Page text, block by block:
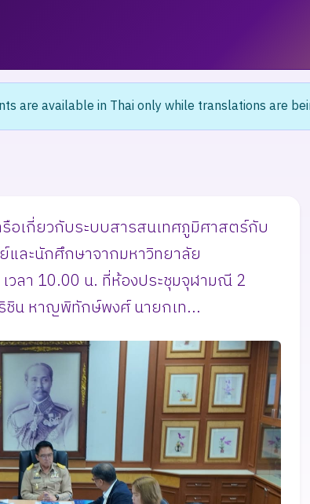
are available in Thai only while translations are
เกี่ยวกับระบบสารสนเทศภูมิศาสตร์กับ
และนักศึกษาจากมหาวิทยาลัย
ลา 10.00 น. ที่ห้องประชุมจุฬามณี 2
น หาญพิทักษ์พงศ์ นายกเท...